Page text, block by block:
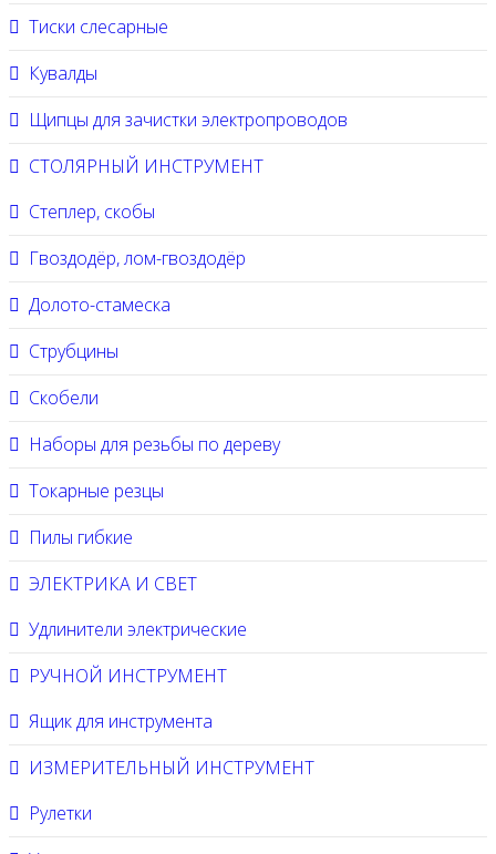
Тиски слесарные
Кувалды
Щипцы для зачистки электропроводов
СТОЛЯРНЫЙ ИНСТРУМЕНТ
Степлер, скобы
Гвоздодёр, лом-гвоздодёр
Долото-стамеска
Струбцины
Скобели
Наборы для резьбы по дереву
Токарные резцы
Пилы гибкие
ЭЛЕКТРИКА И СВЕТ
Удлинители электрические
РУЧНОЙ ИНСТРУМЕНТ
Ящик для инструмента
ИЗМЕРИТЕЛЬНЫЙ ИНСТРУМЕНТ
Рулетки